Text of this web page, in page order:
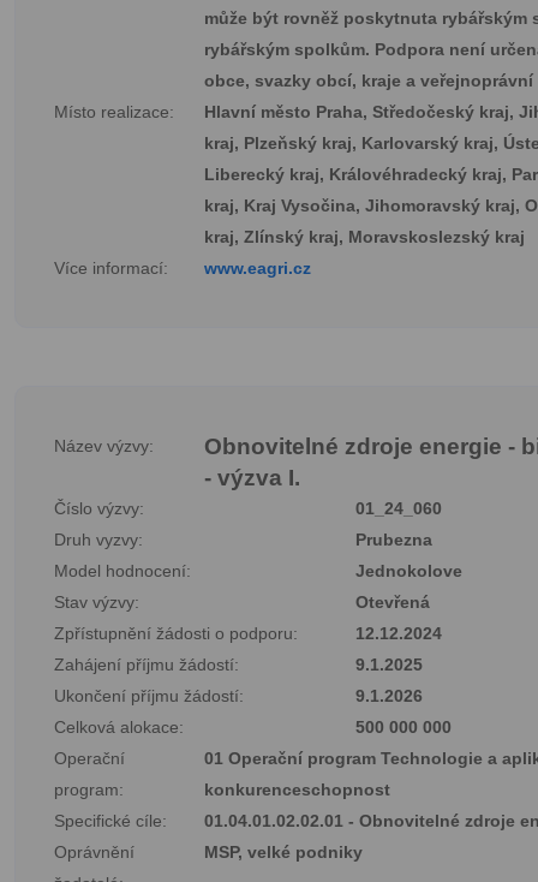
může být rovněž poskytnuta rybářským
rybářským spolkům. Podpora není
obce, svazky obcí, kraje a
Místo realizace:
Hlavní město Praha, Středočeský kraj,
kraj, Plzeňský kraj, Karlovarský kraj,
Liberecký kraj, Královéhradecký kraj,
kraj, Kraj Vysočina, Jihomoravský kraj,
kraj, Zlínský kraj, Moravskoslezský kraj
Více informací:
www.eagri.cz
Název výzvy:
Obnovitelné zdroje energie -
- výzva I.
Číslo výzvy:
01_24_060
Druh vyzvy:
Prubezna
Model hodnocení:
Jednokolove
Stav výzvy:
Otevřená
Zpřístupnění žádosti o podporu:
12.12.2024
Zahájení příjmu žádostí:
9.1.2025
Ukončení příjmu žádostí:
9.1.2026
Celková alokace:
500 000 000
Operační
program:
01 Operační program Technologie a
konkurenceschopnost
Specifické cíle:
01.04.01.02.02.01 - Obnovitelné zdroje
Oprávnění
MSP, velké podniky